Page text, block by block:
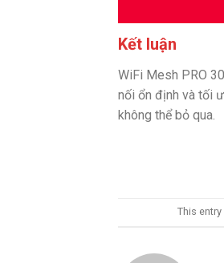
Kết luận
WiFi Mesh PRO
nối ổn định và tối
không thể bỏ qua.
This